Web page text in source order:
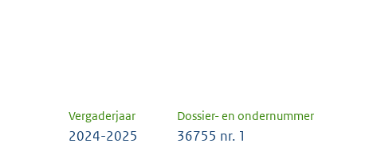
Vergaderjaar Dossier- en ondernummer
2024-2025 36755 nr. 1